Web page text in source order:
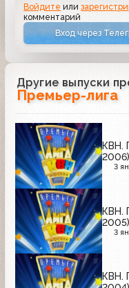
Войдите или
комментарий
Вход через
Другие выпуски
Премьер-лига
КВН.
3
КВН.
3
КВН.